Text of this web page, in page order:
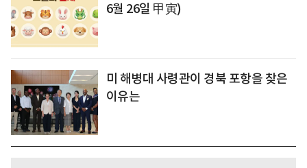
6월 26일 甲寅)
미 해병대 사령관이 경북 포항을 찾은
이유는